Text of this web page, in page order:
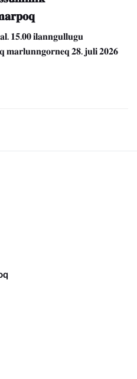
𝟏𝟓.𝟎𝟎 𝐢𝐥𝐚𝐧𝐧𝐠𝐮𝐥𝐥𝐮𝐠𝐮
𝐦𝐚𝐫𝐥𝐮𝐧𝐧𝐠𝐨𝐫𝐧𝐞𝐪 𝟐𝟖. 𝐣𝐮𝐥𝐢 𝟐𝟎𝟐𝟔